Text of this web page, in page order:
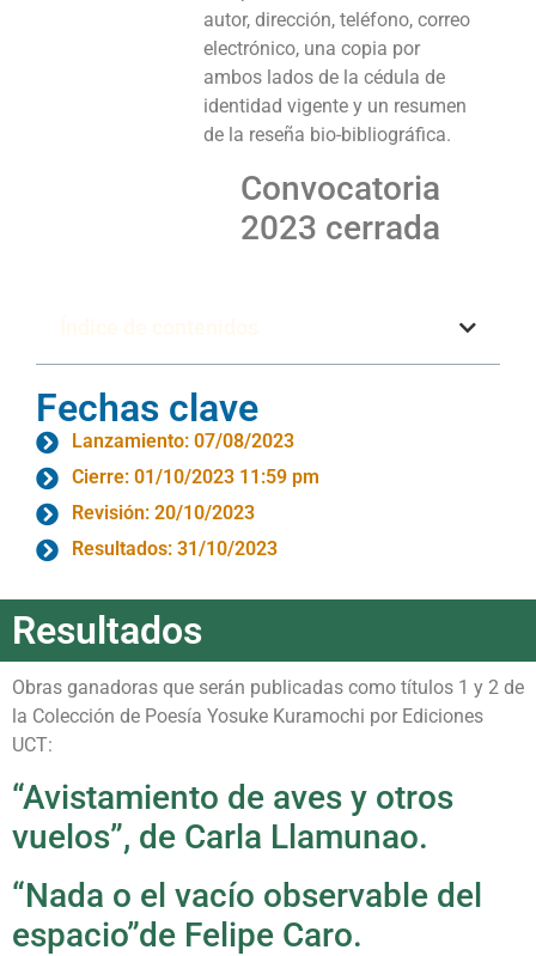
autor, dirección, teléfono, correo
electrónico, una copia por
ambos lados de la cédula de
identidad vigente y un resumen
de la reseña bio-bibliográfica.
Convocatoria
2023 cerrada
Fechas clave
Lanzamiento: 07/08/2023
Cierre: 01/10/2023 11:59 pm
Revisión: 20/10/2023
Resultados: 31/10/2023
Resultados
Obras ganadoras que serán publicadas como títulos 1 y 2 de
la Colección de Poesía Yosuke Kuramochi por Ediciones
UCT:
“Avistamiento de aves y otros
vuelos”, de Carla Llamunao.
“Nada o el vacío observable del
espacio”de Felipe Caro.